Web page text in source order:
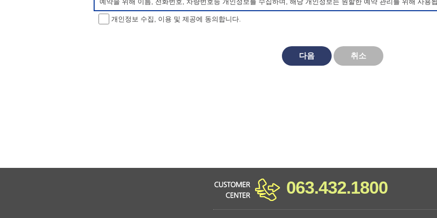
개인정보 처리방침 변경
개인정보 수집, 이용 및 제공에 동의합니다.
다음 취소
063.432.1800